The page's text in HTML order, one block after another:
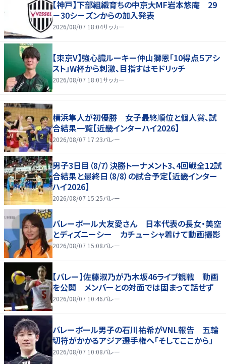
【神戸】下部組織育ちの中京大MF岩本悠庵 29
－30シーズンからの加入発表
2026/08/07 18:04サッカー
【東京V】強心臓ルーキー仲山獅恩「10得点５アシ
スト」W杯から刺激、目指すはモドリッチ
2026/08/07 18:01サッカー
横浜隼人が初優勝 女子最終順位と個人賞、試
合結果一覧【近畿インターハイ2026】
2026/08/07 17:23バレー
男子3日目（8/7）決勝トーナメント3、4回戦全12試
合結果と最終日（8/8）の試合予定【近畿インター
ハイ2026】
2026/08/07 15:25バレー
バレーボール大友愛さん 日本代表の長女・美空
とディズニーシー カチューシャ着けて動画撮影
2026/08/07 15:08バレー
【バレー】佐藤淑乃が乃木坂46ライブ観戦 動画
を公開 メンバーとの対面では固まって話せず
2026/08/07 10:46バレー
バレーボール男子の石川祐希がVNL報告 五輪
切符がかかるアジア選手権へ「そしてここから」
2026/08/07 10:08バレー